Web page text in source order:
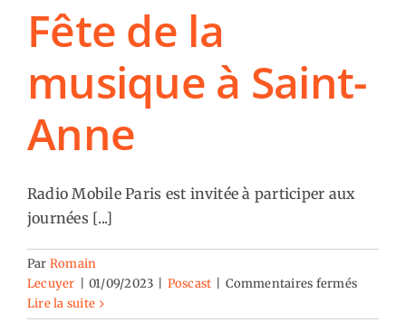
Fête de la
musique à Saint-
Anne
Radio Mobile Paris est invitée à participer aux
journées [...]
Par Romain
Lecuyer
01/09/2023 Poscast Commentaires ferméssur
Lire la suite